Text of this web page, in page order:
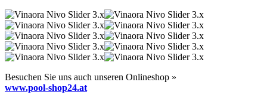
Besuchen Sie uns auch unseren Onlineshop »
www.pool-shop24.at